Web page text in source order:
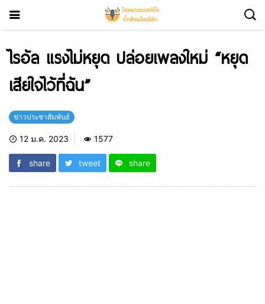
ไรอัล แรงไม่หยุด ปล่อยเพลงใหม่ “หยุด
เสียใจไว้ที่ฉัน”
ข่าวประชาสัมพันธ์
12 ม.ค. 2023 1577
share tweet share